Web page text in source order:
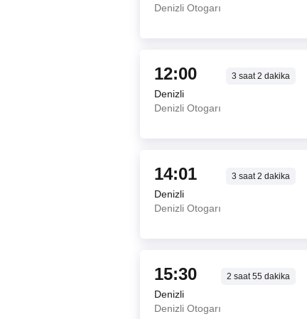
Denizli Otogarı
12:00 3 saat2 dakika
Denizli
Denizli Otogarı
14:01 3 saat2 dakika
Denizli
Denizli Otogarı
15:30 2 saat55 dakika
Denizli
Denizli Otogarı